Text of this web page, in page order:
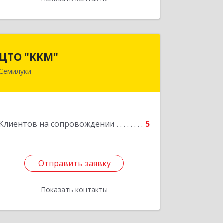
ЦТО "ККМ"
Клиентов на сопровождении 5
Отправить заявку
Показать контакты
Отправить заявку
Назад